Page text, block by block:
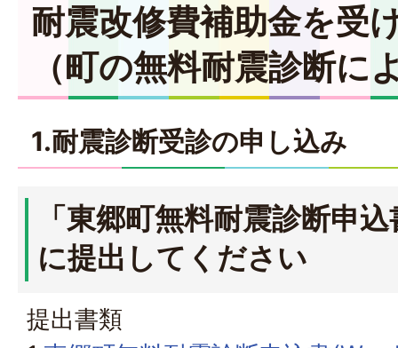
耐震改修費補助金を受
（町の無料耐震診断に
1.耐震診断受診の申し込み
「東郷町無料耐震診断申
に提出してください
提出書類